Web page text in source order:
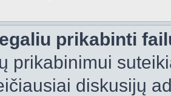
prikabinti
prikabinimui
diskusijų